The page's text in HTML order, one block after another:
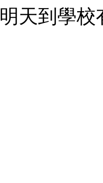
明天到學校